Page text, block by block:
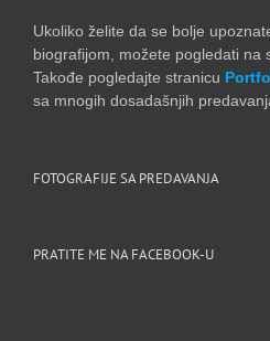
Ukoliko želite da se bolje
biografijom, možete pogledati na
Takođe pogledajte stranicu
sa mnogih dosadašnjih
FOTOGRAFIJE SA PREDAVANJA
PRATITE ME NA FACEBOOK-U